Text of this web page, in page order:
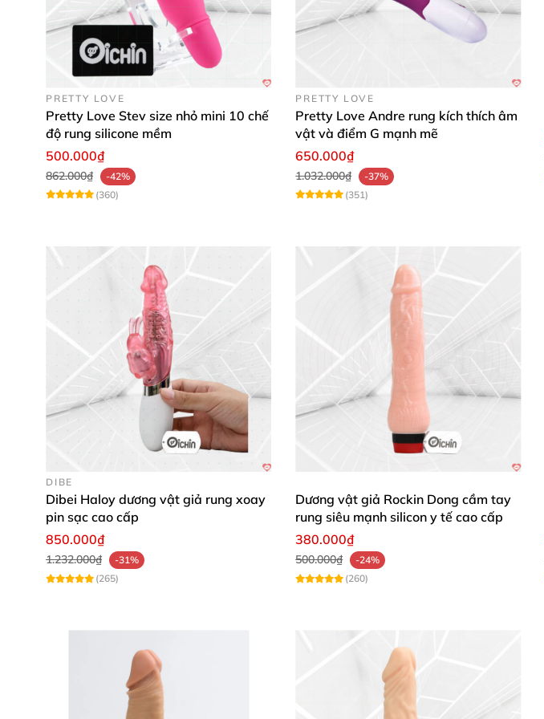
PRETTY LOVE
Pretty Love Stev size nhỏ mini 10 chế
độ rung silicone mềm
500.000₫
862.000₫
-42%
(360)
PRETTY LOVE
Pretty Love Andre rung kích thích âm
vật và điểm G mạnh mẽ
650.000₫
1.032.000₫
-37%
(351)
DIBE
Dibei Haloy dương vật giả rung xoay
pin sạc cao cấp
850.000₫
1.232.000₫
-31%
(265)
Dương vật giả Rockin Dong cầm tay
rung siêu mạnh silicon y tế cao cấp
380.000₫
500.000₫
-24%
(260)